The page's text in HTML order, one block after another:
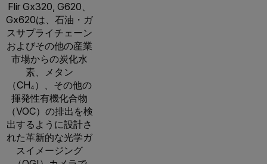
Flir Gx320, G620、
Gx620は、石油・ガ
スサプライチェーン
およびその他の産業
市場からの炭化水
素、メタン
（CH₄）、その他の
揮発性有機化合物
（VOC）の排出を検
出するように設計さ
れた革新的な光学ガ
スイメージング